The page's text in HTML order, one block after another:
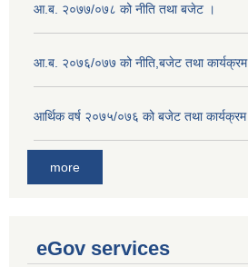
आ.ब. २०७७/०७८ को नीति तथा बजेट ।
आ.ब. २०७६/०७७ को नीति,बजेट तथा कार्यक्रम
आर्थिक वर्ष २०७५/०७६ को बजेट तथा कार्यक्रम
more
eGov services